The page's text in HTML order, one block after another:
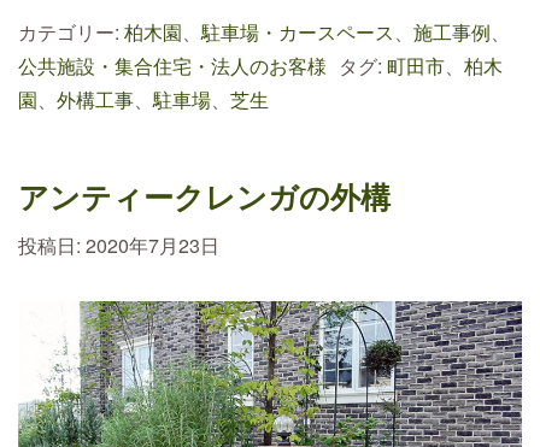
カテゴリー: 柏木園、駐車場・カースペース、 施工事例、
公共施設・集合住宅・法人のお客様 タグ: 町田市、 柏木
園、 外構工事、駐車場、 芝生
アンティークレンガの外構
投稿日: 2020年7月23日